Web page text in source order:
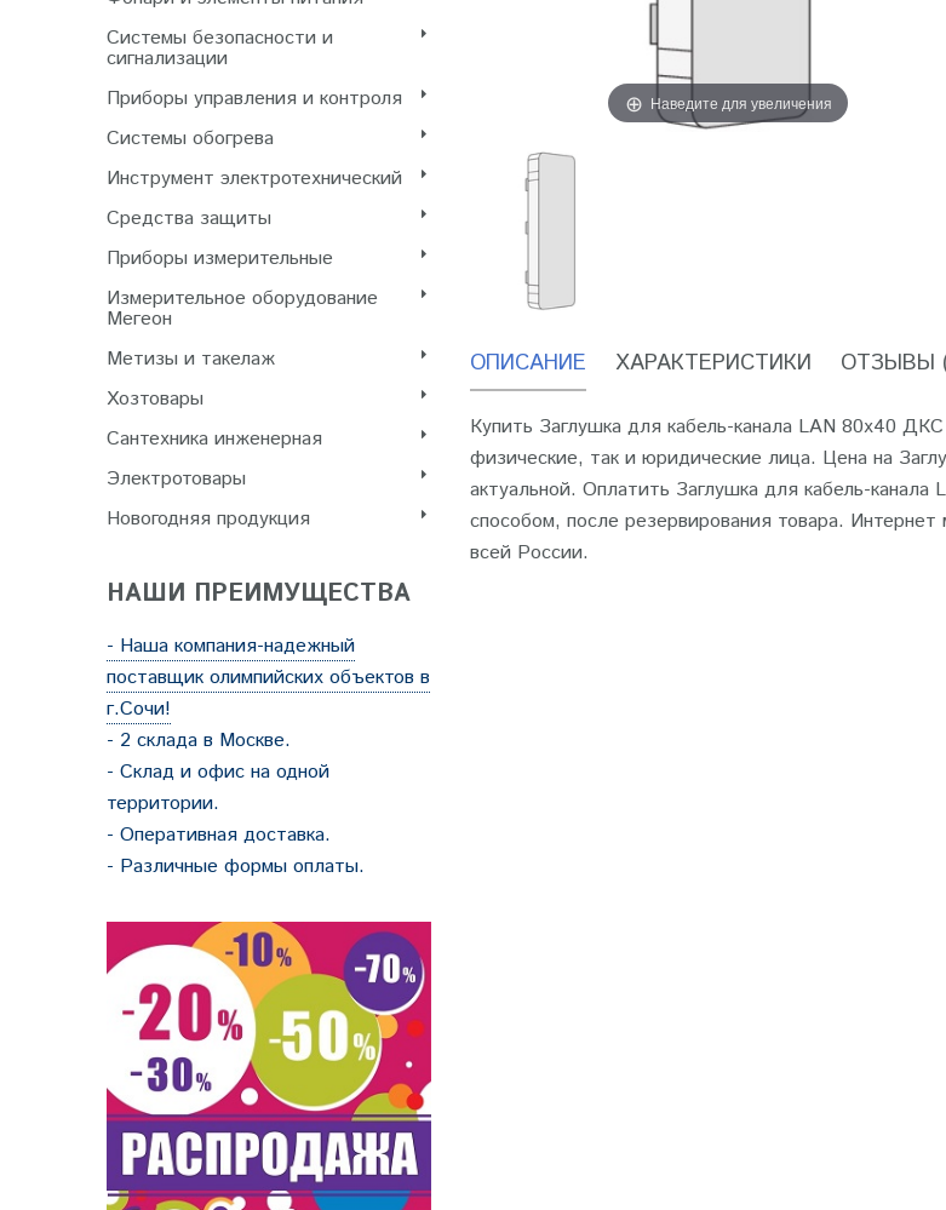
Системы безопасности и
сигнализации
Приборы управления и контроля
Системы обогрева
Инструмент электротехнический
Cредства защиты
Приборы измерительные
Измерительное оборудование
Мегеон
Метизы и такелаж
Хозтовары
Сантехника инженерная
Электротовары
Новогодняя продукция
НАШИ ПРЕИМУЩЕСТВА
- Наша компания-надежный
поставщик олимпийских объектов в
г.Сочи!
- 2 склада в Москве.
- Склад и офис на одной
территории.
- Оперативная доставка.
- Различные формы оплаты.
Наведите для увеличения
ОПИСАНИЕ ХАРАКТЕРИСТИКИ ОТЗЫВЫ
Купить Заглушка для кабель-канала LAN 80х40
физические, так и юридические лица. Цена на
актуальной. Оплатить Заглушка для кабель-
способом, после резервирования товара.
всей России.